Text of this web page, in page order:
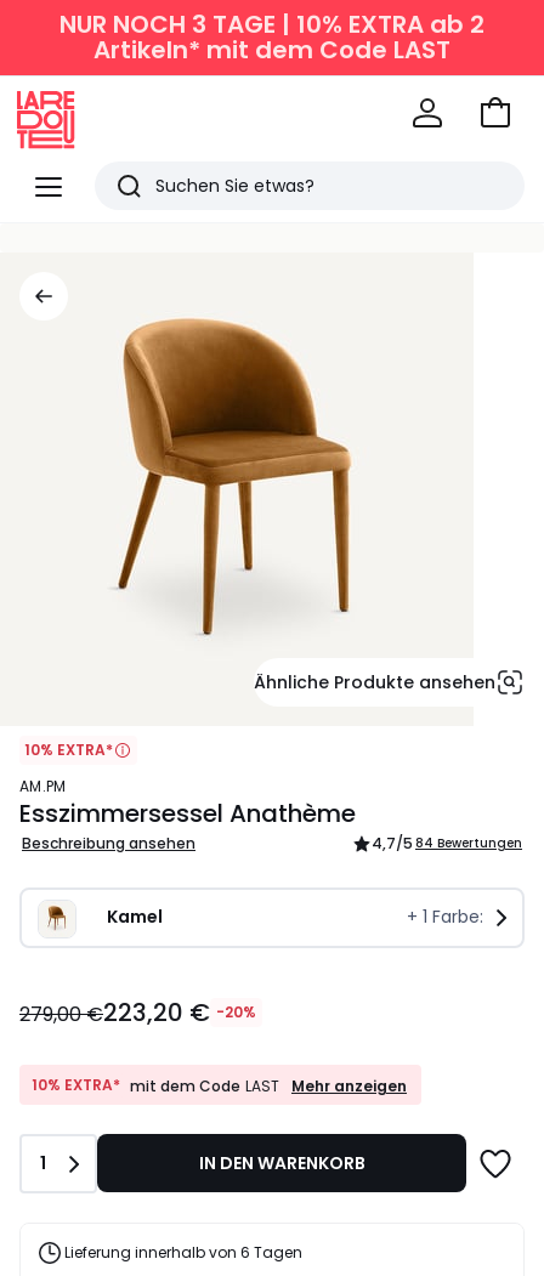
NUR NOCH 3 TAGE | 10% EXTRA ab 2
Artikeln* mit dem Code LAST
Menü
Redoute
Suchen
Zum
Ähnliche Produkte ansehen
10% EXTRA*
AM.PM
Esszimmersessel Anathème
Beschreibung ansehen 4,7/5 84 Bewertungen
Kamel + 1 Farbe:
€
€
Rabatt
angewendet.
279,00 €223,20 € -20%
10% EXTRA* mit dem Code LAST
10%
Code
LAST
Mehr anzeigen
Anzahl
1 IN DEN WARENKORB
Lieferung innerhalb von 6 Tagen